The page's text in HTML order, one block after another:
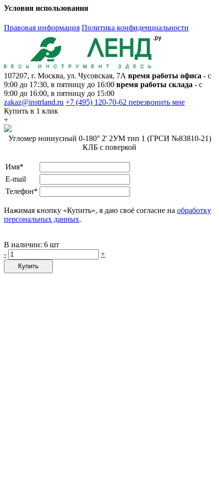
Условия использования
Правовая информация Политика конфиденциальности
107207, г. Москва, ул. Чусовская, 7А время работы офиса - с
9:00 до 17:30, в пятницу до 16:00 время работы склада - с
9:00 до 16:00, в пятницу до 15:00
zakaz@instrland.ru +7 (495) 120-70-62 перезвонить мне
Купить в 1 клик
+
Угломер нониусный 0-180° 2' 2УМ тип 1 (ГРСИ №83810-21)
КЛБ с поверкой
Имя*
E-mail
Телефон*
Нажимая кнопку «Купить», я даю своё согласие на обработку
персональных данных.
В наличии: 6 шт
-
+
Купить